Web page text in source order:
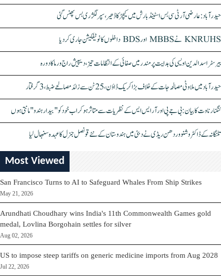
حیدرآباد: عارضی آر ٹی سی بس اسٹینڈ بارش میں کیچڑ کا ڈھیر، سپر لگژری بس پھنس گئی
KNRUHS نے MBBS اور BDS داخلوں کا نوٹیفکیشن جاری کر دیا
بیرسٹر اسدالدین اویسی کی ہدایت پر مندر میں صفائی کے انتظامات تیز، دیپیش راج ورما کا دورہ
حیدرآباد میں ملاوٹی مصالحہ جات کے خلاف بڑا کریک ڈاؤن، 25 ٹن سے زائد مصالحے ضبط، 3 گرفتار
کنگنا رناوت کا بیان: بی جے پی اور آر ایس ایس کے نظریات سے متاثر ہو کر اب خود کو "بیدار ہندو" مانتی ہوں
تلنگانہ کے ڈاکٹر وشنو وردھن ریڈی نے دبئی میں ہندوستان کے نئے قونصل جنرل کا عہدہ سنبھال لیا
Most Viewed
San Francisco Turns to AI to Safeguard Whales From Ship Strikes
May 21, 2026
Arundhati Choudhary wins India's 11th Commonwealth Games gold
medal, Lovlina Borgohain settles for silver
Aug 02, 2026
US to impose steep tariffs on generic medicine imports from Aug 2028
Jul 22, 2026